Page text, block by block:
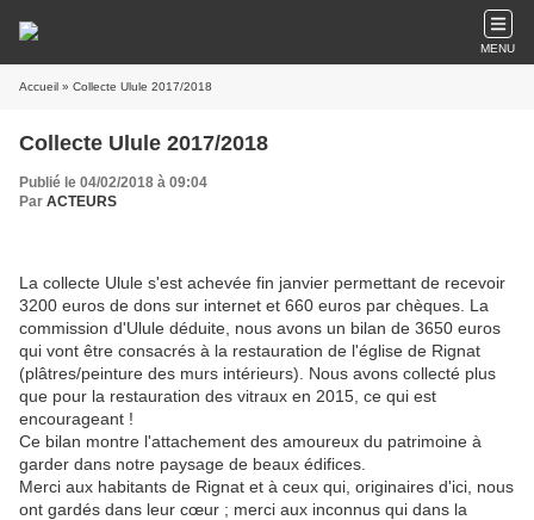
MENU
Accueil » Collecte Ulule 2017/2018
Collecte Ulule 2017/2018
Publié le 04/02/2018 à 09:04
Par ACTEURS
La collecte Ulule s'est achevée fin janvier permettant de recevoir
3200 euros de dons sur internet et 660 euros par chèques. La
commission d'Ulule déduite, nous avons un bilan de 3650 euros
qui vont être consacrés à la restauration de l'église de Rignat
(plâtres/peinture des murs intérieurs). Nous avons collecté plus
que pour la restauration des vitraux en 2015, ce qui est
encourageant !
Ce bilan montre l'attachement des amoureux du patrimoine à
garder dans notre paysage de beaux édifices.
Merci aux habitants de Rignat et à ceux qui, originaires d'ici, nous
ont gardés dans leur cœur ; merci aux inconnus qui dans la